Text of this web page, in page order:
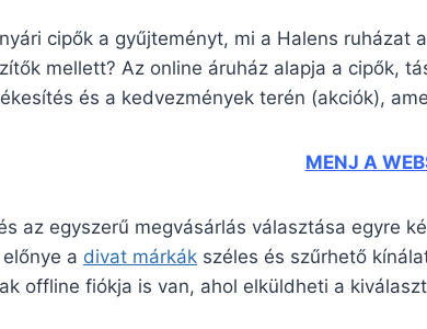
cipők a gyűjteményt, mi a Halens
mellett? Az online áruház alapja a cipők,
és a kedvezmények terén (akciók),
MENJ A
az egyszerű megvásárlás választása egyre
a divat márkák széles és szűrhető
offline fiókja is van, ahol elküldheti a